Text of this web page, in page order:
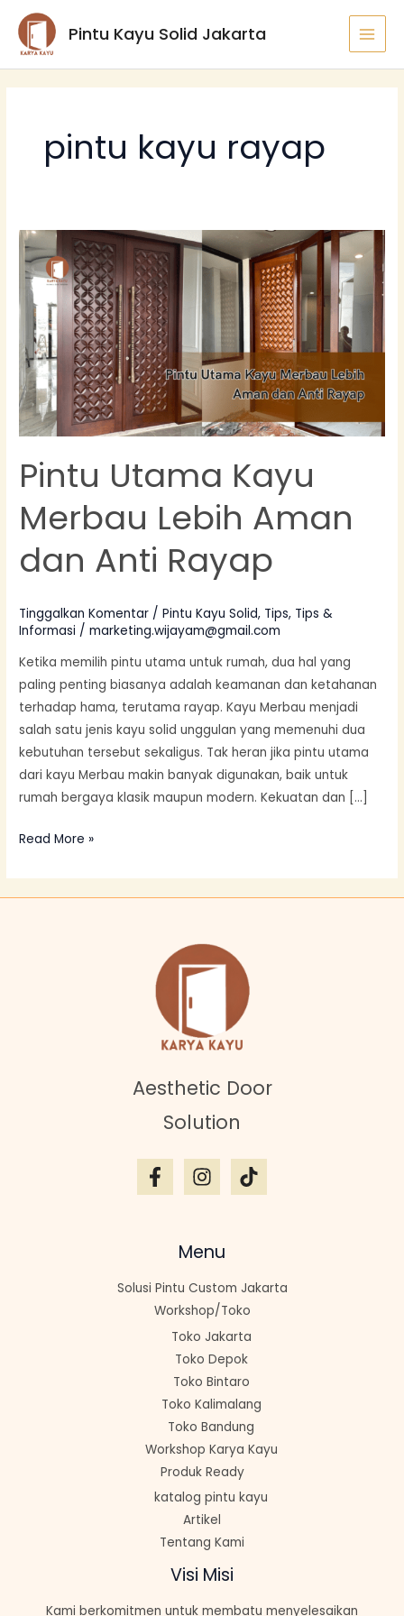
Lewati
konten
Pintu Kayu Solid Jakarta
pintu kayu rayap
Pintu Utama Kayu
Merbau Lebih Aman
dan Anti Rayap
Tinggalkan Komentar /Pintu Kayu Solid, Tips, Tips &
Informasi /marketing.wijayam@gmail.com
Ketika memilih pintu utama untuk rumah, dua hal yang
paling penting biasanya adalah keamanan dan ketahanan
terhadap hama, terutama rayap. Kayu Merbau menjadi
salah satu jenis kayu solid unggulan yang memenuhi dua
kebutuhan tersebut sekaligus. Tak heran jika pintu utama
dari kayu Merbau makin banyak digunakan, baik untuk
rumah bergaya klasik maupun modern. Kekuatan dan […]
Pintu
Utama
Kayu
Merbau
Lebih
Aman
dan
Anti
Rayap
Read More »
Aesthetic Door
Solution
Menu
Solusi Pintu Custom Jakarta
Workshop/Toko
Toko Jakarta
Toko Depok
Toko Bintaro
Toko Kalimalang
Toko Bandung
Workshop Karya Kayu
Produk Ready
katalog pintu kayu
Artikel
Tentang Kami
Visi Misi
Kami berkomitmen untuk membatu menyelesaikan